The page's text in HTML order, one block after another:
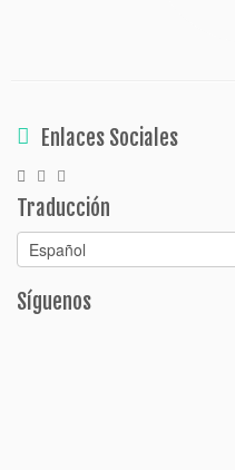
Enlaces Sociales
Traducción
Síguenos